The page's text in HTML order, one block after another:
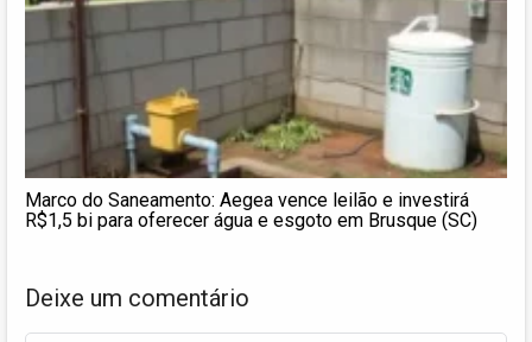
Marco do Saneamento: Aegea vence leilão e investirá
R$1,5 bi para oferecer água e esgoto em Brusque (SC)
Deixe um comentário